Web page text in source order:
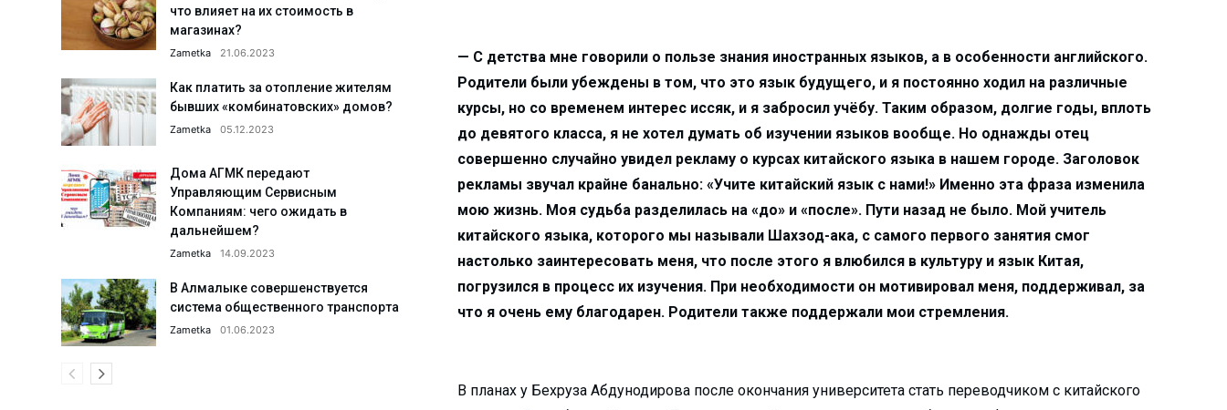
Как летом избежать пищевых отравлений?...
«Создаём будущее вместе!» АФ НИТУ &#...
Юбилей в кругу коллег: Сапарали Туракулову ...
Пришкольные лагеря: познавательный досуг и общ...
Здравствуйте, Пушкин!...
Обращение к жителям Ташкентской области...
Работники АО «Аммофос-Максам» отмети...
А была ли самозащита? Подробности расследовани...
Футбольная школа ПФК АГМК — преобразован...
Что сделано в 1 секторе города с начала года?...
Что делается для улучшения инфраструктуры маха...
— С детства мне говорили о пользе знания иностранных языков, а в особенности английского.
Родители были убеждены в том, что это язык будущего, и я постоянно ходил на различные
курсы, но со временем интерес иссяк, и я забросил учёбу. Таким образом, долгие годы, вплоть
до девятого класса, я не хотел думать об изучении языков вообще. Но однажды отец
совершенно случайно увидел рекламу о курсах китайского языка в нашем городе. Заголовок
рекламы звучал крайне банально: «Учите китайский язык с нами!» Именно эта фраза изменила
мою жизнь. Моя судьба разделилась на «до» и «после». Пути назад не было. Мой учитель
китайского языка, которого мы называли Шахзод-ака, с самого первого занятия смог
настолько заинтересовать меня, что после этого я влюбился в культуру и язык Китая,
погрузился в процесс их изучения. При необходимости он мотивировал меня, поддерживал, за
что я очень ему благодарен. Родители также поддержали мои стремления.
В планах у Бехруза Абдунодирова после окончания университета стать переводчиком с китайского
что влияет на их стоимость в
магазинах?
Zametka 21.06.2023
Как платить за отопление жителям
бывших «комбинатовских» домов?
Zametka 05.12.2023
Дома АГМК передают
Управляющим Сервисным
Компаниям: чего ожидать в
дальнейшем?
Zametka 14.09.2023
В Алмалыке совершенствуется
система общественного транспорта
Zametka 01.06.2023